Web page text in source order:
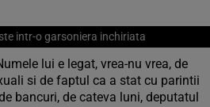
intr-o garsoniera inchiriata
lui e legat, vrea-nu vrea, de
si de faptul ca a stat cu parintii
bancuri, de cateva luni, deputatul